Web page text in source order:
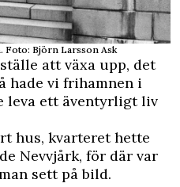
Foto: Björn Larsson Ask
att växa upp, det
hade vi frihamnen i
leva ett äventyrligt liv
hus, kvarteret hette
Nevvjårk, för där var
sett på bild.